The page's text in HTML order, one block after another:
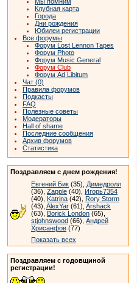
Клубная карта
Города
Дни рождения
Юбилеи регистрации
Все форумы
Форум Lost Lennon Tapes
Форум Photo
Форум Music General
Форум Club
Форум Ad Libitum
Чат (0)
Правила форумов
Подкасты
FAQ
Полезные советы
Модераторы
Hall of shame
Последние сообщения
Архив форумов
Статистика
Поздравляем с днем рождения!
Евгений Бик (35), Димедролл
(36), Zapple (40), Игорь7354
(40), Katrina (42), Rory Storm
(43), AlexYar (61), Arshack
(63), Borick London (65),
stjohnswood (66), Андрей
Хрисанфов (77)
Показать всех
Поздравляем с годовщиной
регистрации!